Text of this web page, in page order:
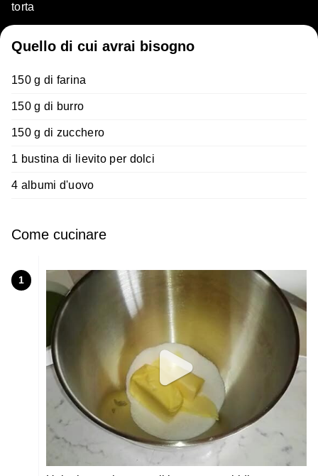
torta
Quello di cui avrai bisogno
150 g di farina
150 g di burro
150 g di zucchero
1 bustina di lievito per dolci
4 albumi d'uovo
Come cucinare
1